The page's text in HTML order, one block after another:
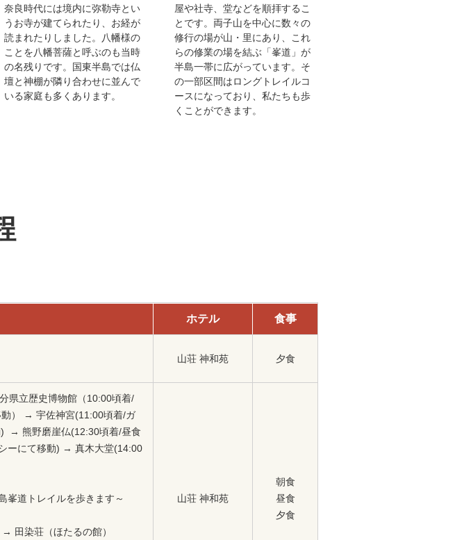
奈良時代には境内に弥勒寺とい
うお寺が建てられたり、お経が
読まれたりしました。八幡様の
ことを八幡菩薩と呼ぶのも当時
の名残りです。国東半島では仏
壇と神棚が隣り合わせに並んで
いる家庭も多くあります。
屋や社寺、堂などを順拝するこ
とです。両子山を中心に数々の
修行の場が山・里にあり、これ
らの修業の場を結ぶ「峯道」が
半島一帯に広がっています。そ
の一部区間はロングトレイルコ
ースになっており、私たちも歩
くことができます。
ホテル 食事
山荘 神和苑 夕食
県立歴史博物館（10:00頃着/
） → 宇佐神宮(11:00頃着/ガ
→ 熊野磨崖仏(12:30頃着/昼食
ーにて移動) → 真木大堂(14:00
峯道トレイルを歩きます～
田染荘（ほたるの館）
山荘 神和苑
朝食
昼食
夕食